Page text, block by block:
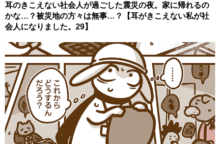
耳のきこえない社会人が過ごした震災の夜。家に帰れるの
かな…？被災地の方々は無事…？【耳がきこえない私が社
会人になりました。29】